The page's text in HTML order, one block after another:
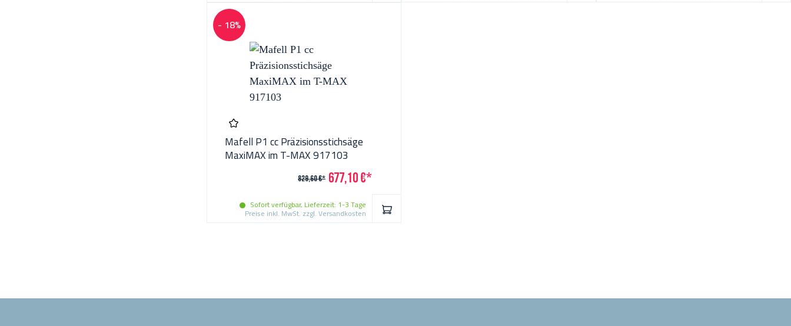
- 18%
Mafell P1 cc Präzisionsstichsäge
MaxiMAX im T-MAX 917103
677,10 €*
829,60 €*
Sofort verfügbar, Lieferzeit: 1-3 Tage
Preise inkl. MwSt. zzgl. Versandkosten IN DEN WARENKORB